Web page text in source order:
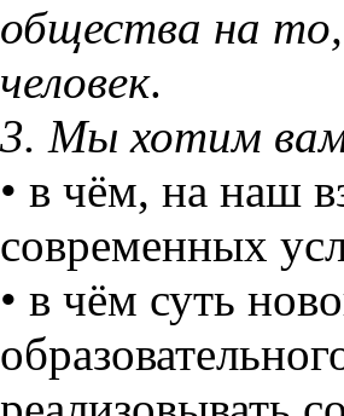
общества на
человек.
3. Мы хотим
• в чём, на наш
современных
• в чём суть